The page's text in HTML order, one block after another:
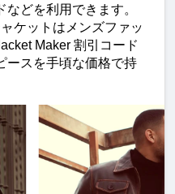
どを利用できます。
ケットはメンズファッ
Maker 割引コード
ースを手頃な価格で持